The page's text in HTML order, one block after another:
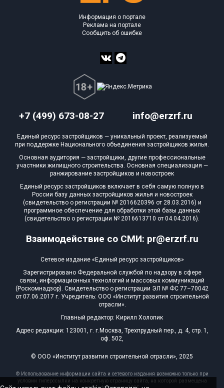
+7 (499) 673-08-27 info@erzrf.ru
Взаимодействие со СМИ: pr@erzrf.ru
Информация о портале
Реклама на портале
Сообщить об ошибке
Единый ресурс застройщиков — уникальный проект, реализуемый
при поддержке Национального объединения застройщиков жилья.
Основная аудитория — застройщики, другие профессиональные
участники жилищного строительства. Основная специализация —
ранжирование застройщиков и новостроек
Единый ресурс застройщиков включает в себя самую полную в
России базу данных застройщиков жилья и новостроек
(свидетельство о регистрации № 2016620396 от 28.03.2016) и
программное обеспечение для обработки этой базы данных
(свидетельство о регистрации № 2016613710 от 04.04.2016).
Сетевое издание «Единый ресурс застройщиков»
Зарегистрировано Федеральной службой по надзору в сфере
связи, информационных технологий и массовых коммуникаций
(Роскомнадзор). Свидетельство о регистрации ЭЛ № ФС 77–70042
от 07.06.2017 г. Учредитель: ООО «Институт развития строительной
отрасли».
Главный редактор: Кирилл Холопик
Адрес редакции: 123001, г. г.Москва, Трехпрудный пер., д. 4, стр. 1,
оф. 502,
© ООО «Институт развития строительной отрасли», 2025
© Использование информации сайта и сетевого издания возможно только при
условии гиперссылки на конкретную страницу сайта, на которой размещена